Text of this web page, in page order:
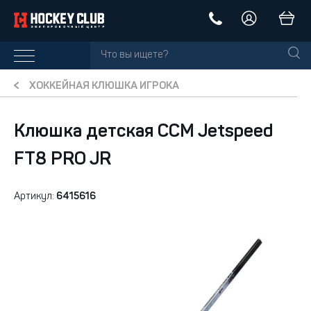
ХОККЕЙНАЯ КЛЮШКА ИГРОКА
Клюшка детская CCM Jetspeed
FT8 PRO JR
Артикул: 6415616